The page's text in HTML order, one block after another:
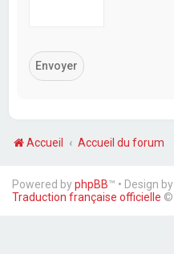
Accueil Accueil du forum
Powered byphpBB™ • Design by
Traduction française officielle ©